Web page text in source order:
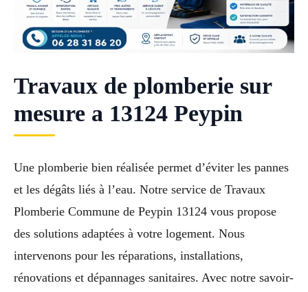
Travaux de plomberie sur
mesure a 13124 Peypin
Une plomberie bien réalisée permet d’éviter les pannes
et les dégâts liés à l’eau. Notre service de Travaux
Plomberie Commune de Peypin 13124 vous propose
des solutions adaptées à votre logement. Nous
intervenons pour les réparations, installations,
rénovations et dépannages sanitaires. Avec notre savoir-